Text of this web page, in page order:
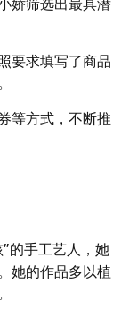
要求填写了商品
等方式，不断推
的手工艺人，她
她的作品多以植